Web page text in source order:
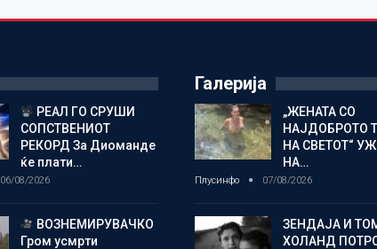
РЕАЛ ГО СРУШИ
СОПСТВЕНИОТ
РЕКОРД За Диоманде
ќе плати…
06/08/2026
ВОЗНЕМИРУВАЧКО
Гром усмрти
Галерија
„ЖЕНАТА СО
НАЈДОБРОТО
НА СВЕТОТ“
НА…
Плусинфо 07/08/2026
ЗЕНДАЈА И
ХОЛАНД